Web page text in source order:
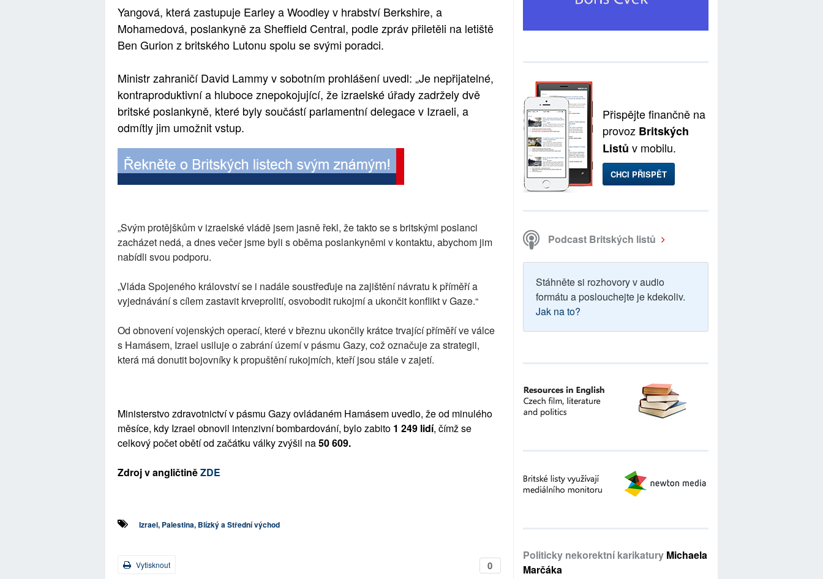
Yangová, která zastupuje Earley a Woodley v hrabství Berkshire, a
Mohamedová, poslankyně za Sheffield Central, podle zpráv přiletěli na letiště
Ben Gurion z britského Lutonu spolu se svými poradci.
Ministr zahraničí David Lammy v sobotním prohlášení uvedl: „Je nepřijatelné,
kontraproduktivní a hluboce znepokojující, že izraelské úřady zadržely dvě
britské poslankyně, které byly součástí parlamentní delegace v Izraeli, a
odmítly jim umožnit vstup.
„Svým protějškům v izraelské vládě jsem jasně řekl, že takto se s britskými poslanci
zacházet nedá, a dnes večer jsme byli s oběma poslankyněmi v kontaktu, abychom jim
nabídli svou podporu.
„Vláda Spojeného království se i nadále soustřeďuje na zajištění návratu k příměří a
vyjednávání s cílem zastavit krveprolití, osvobodit rukojmí a ukončit konflikt v Gaze.“
Od obnovení vojenských operací, které v březnu ukončily krátce trvající příměří ve válce
s Hamásem, Izrael usiluje o zabrání území v pásmu Gazy, což označuje za strategii,
která má donutit bojovníky k propuštění rukojmích, kteří jsou stále v zajetí.
Ministerstvo zdravotnictví v pásmu Gazy ovládaném Hamásem uvedlo, že od minulého
měsíce, kdy Izrael obnovil intenzivní bombardování, bylo zabito 1 249 lidí, čímž se
celkový počet obětí od začátku války zvýšil na50 609.
Zdroj v angličtiněZDE
Izrael, Palestina, Blízký a Střední východ
0
Vytisknout
Přispějte finančně na
provoz Britských
Listů v mobilu.
CHCI PŘISPĚT
Podcast Britských listů
Stáhněte si rozhovory v audio
formátu a poslouchejte je kdekoliv.
Jak na to?
Politicky nekorektní karikatury Michaela
Marčáka